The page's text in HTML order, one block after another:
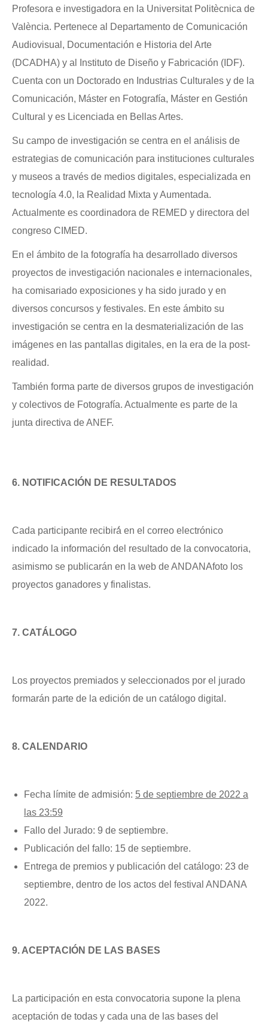
Profesora e investigadora en la Universitat Politècnica de
València. Pertenece al Departamento de Comunicación
Audiovisual, Documentación e Historia del Arte
(DCADHA) y al Instituto de Diseño y Fabricación (IDF).
Cuenta con un Doctorado en Industrias Culturales y de la
Comunicación, Máster en Fotografía, Máster en Gestión
Cultural y es Licenciada en Bellas Artes.
Su campo de investigación se centra en el análisis de
estrategias de comunicación para instituciones culturales
y museos a través de medios digitales, especializada en
tecnología 4.0, la Realidad Mixta y Aumentada.
Actualmente es coordinadora de REMED y directora del
congreso CIMED.
En el ámbito de la fotografía ha desarrollado diversos
proyectos de investigación nacionales e internacionales,
ha comisariado exposiciones y ha sido jurado y en
diversos concursos y festivales. En este ámbito su
investigación se centra en la desmaterialización de las
imágenes en las pantallas digitales, en la era de la post-
realidad.
También forma parte de diversos grupos de investigación
y colectivos de Fotografía. Actualmente es parte de la
junta directiva de ANEF.
6. NOTIFICACIÓN DE RESULTADOS
Cada participante recibirá́ en el correo electrónico
indicado la información del resultado de la convocatoria,
asimismo se publicarán en la web de ANDANAfoto los
proyectos ganadores y finalistas.
7. CATÁLOGO
Los proyectos premiados y seleccionados por el jurado
formarán parte de la edición de un catálogo digital.
8. CALENDARIO
Fecha límite de admisión: 5 de septiembre de 2022 a
las 23:59
Fallo del Jurado: 9 de septiembre.
Publicación del fallo: 15 de septiembre.
Entrega de premios y publicación del catálogo: 23 de
septiembre, dentro de los actos del festival ANDANA
2022.
9. ACEPTACIÓN DE LAS BASES
La participación en esta convocatoria supone la plena
aceptación de todas y cada una de las bases del